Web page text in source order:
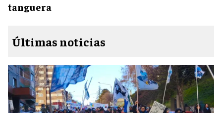
tanguera
Últimas noticias